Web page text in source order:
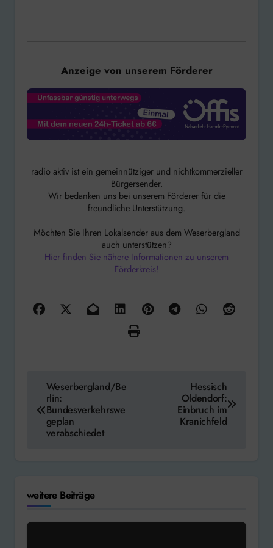
Anzeige von unserem Förderer
radio aktiv ist ein gemeinnütziger und nichtkommerzieller
Bürgersender.
Wir bedanken uns bei unserem Förderer für die
freundliche Unterstützung.
Möchten Sie Ihren Lokalsender aus dem Weserbergland
auch unterstützen?
Hier finden Sie nähere Informationen zu unserem
Förderkreis!
Beitragsnavigation
Weserbergland/Be
rlin:
Bundesverkehrswe
geplan
verabschiedet
Hessisch
Oldendorf:
Einbruch im
Kranichfeld
weitere Beiträge